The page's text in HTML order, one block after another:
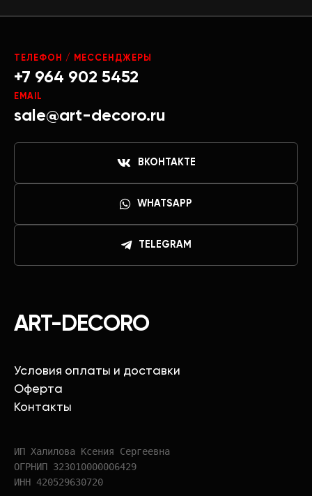
ART-DECORO
Условия оплаты и доставки
Оферта
Контакты
ИП Халилова Ксения Сергеевна
ОГРНИП 323010000006429
ИНН 420529630720
ТЕЛЕФОН / МЕССЕНДЖЕРЫ
+7 964 902 5452
EMAIL
sale@art-decoro.ru
ВКОНТАКТЕ
WHATSAPP
TELEGRAM